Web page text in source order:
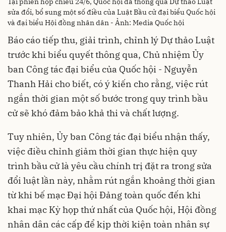
sửa đổi, bổ sung một số điều của Luật Bầu cử đại biểu Quốc hội
và đại biểu Hội đồng nhân dân - Ảnh: Media Quốc hội
Báo cáo tiếp thu, giải trình, chỉnh lý Dự thảo Luật
trước khi biểu quyết thông qua, Chủ nhiệm Ủy
ban Công tác đại biểu của Quốc hội - Nguyễn
Thanh Hải cho biết, có ý kiến cho rằng, việc rút
ngắn thời gian một số bước trong quy trình bầu
cử sẽ khó đảm bảo khả thi và chất lượng.
Tuy nhiên, Ủy ban Công tác đại biểu nhận thấy,
việc điều chỉnh giảm thời gian thực hiện quy
trình bầu cử là yêu cầu chính trị đặt ra trong sửa
đổi luật lần này, nhằm rút ngắn khoảng thời gian
từ khi bế mạc Đại hội Đảng toàn quốc đến khi
khai mạc Kỳ họp thứ nhất của Quốc hội, Hội đồng
nhân dân các cấp để kịp thời kiện toàn nhân sự